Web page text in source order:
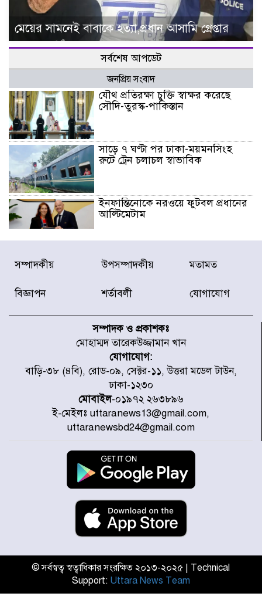
মেয়ের সামনেই বাবাকে হত্যা,প্রধান আসামি গ্রেপ্তার
সর্বশেষ আপডেট
জনপ্রিয় সংবাদ
যৌথ প্রতিরক্ষা চুক্তি স্বাক্ষর করেছে
সৌদি-তুরস্ক-পাকিস্তান
সাড়ে ৭ ঘণ্টা পর ঢাকা-ময়মনসিংহ
রুটে ট্রেন চলাচল স্বাভাবিক
ইনফান্তিনোকে নরওয়ে ফুটবল প্রধানের
আল্টিমেটাম
দেশে ভারি বৃষ্টির সতর্কবার্তা, ১০
জেলায় বন্যার পূর্বাভাস
স্থাপনের উদ্যোগ চান মিয়া ব্যাপারীর
৭ জেলায় ঝোড়ো হাওয়াসহ বজ্রবৃষ্টির
শঙ্কা
বগুড়া ও সিলেটে সড়ক দুর্ঘটনায় নিহত
১৫
জুলাইয়ে দেশজুড়ে ৪৫৮টি সড়ক
দুর্ঘটনায় ৪১৬ জন নিহত হয়েছেন
হারিয়ে যাওয়া শিশুকে পরিবারের কাছে
ফিরিয়ে প্রশংসায় ভাসছেন খিলক্ষেত
আজ থেকে উন্মুক্ত ‘জুলাই গণঅভ্যুত্থান
স্মৃতি জাদুঘর
সম্পাদকীয় উপসম্পাদকীয় মতামত
বিজ্ঞাপন শর্তাবলী যোগাযোগ
সম্পাদক ও প্রকাশকঃ
মোহাম্মদ তারেকউজ্জামান খান
যোগাযোগ:
বাড়ি-৩৮ (৪বি), রোড-০৯, সেক্টর-১১, উত্তরা মডেল টাউন,
ঢাকা-১২৩০
মোবাইল-০১৯৭২ ২৬৩৮৯৬
ই-মেইলঃ uttaranews13@gmail.com,
uttaranewsbd24@gmail.com
© সর্বস্বত্ব স্বত্বাধিকার সংরক্ষিত ২০১৩-২০২৫ | Technical
Support: Uttara News Team